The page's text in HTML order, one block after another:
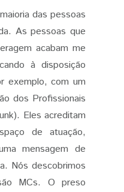
das pessoas
As pessoas que
acabam me
à disposição
exemplo, com um
dos Profissionais
Eles acreditam
de atuação,
mensagem de
Nós descobrimos
MCs. O preso